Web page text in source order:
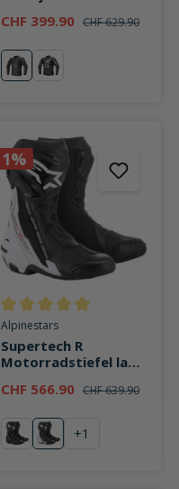
CHF 399.90 CHF 629.90
schwarzschwarz/weiß
von 5 Sternen
Durchschnittliche Bewertung
Alpinestars
Supertech R
Motorradstiefel lang
CHF 566.90 CHF 639.90
schwarzweiß
+1